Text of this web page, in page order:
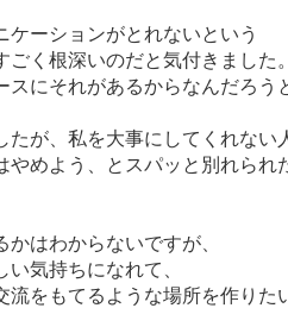
ケーションがとれないという
く根深いのだと気付きました。
にそれがあるからなんだろう
たが、私を大事にしてくれない
めよう、とスパッと別れられ
はわからないですが、
気持ちになれて、
をもてるような場所を作りた